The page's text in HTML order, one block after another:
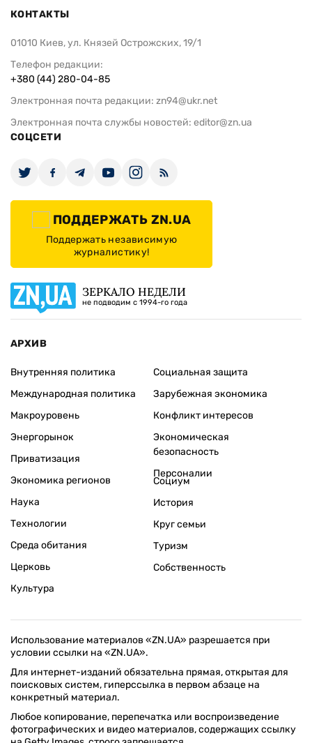
КОНТАКТЫ
01010 Киев, ул. Князей Острожских, 19/1
Телефон редакции:
+380 (44) 280-04-85
Электронная почта редакции: zn94@ukr.net
Электронная почта службы новостей: editor@zn.ua
СОЦСЕТИ
ПОДДЕРЖАТЬ ZN.UA
Поддержать независимую
журналистику!
ЗЕРКАЛО НЕДЕЛИ
не подводим с 1994-го года
АРХИВ
Внутренняя политика
Международная политика
Макроуровень
Энергорынок
Приватизация
Экономика регионов
Социальная защита
Зарубежная экономика
Конфликт интересов
Экономическая
безопасность
Персоналии
Наука
Технологии
Среда обитания
Церковь
Культура
Социум
История
Круг семьи
Туризм
Собственность
Использование материалов «ZN.UA» разрешается при
условии ссылки на «ZN.UA».
Для интернет-изданий обязательна прямая, открытая для
поисковых систем, гиперссылка в первом абзаце на
конкретный материал.
Любое копирование, перепечатка или воспроизведение
фотографических и видео материалов, содержащих ссылку